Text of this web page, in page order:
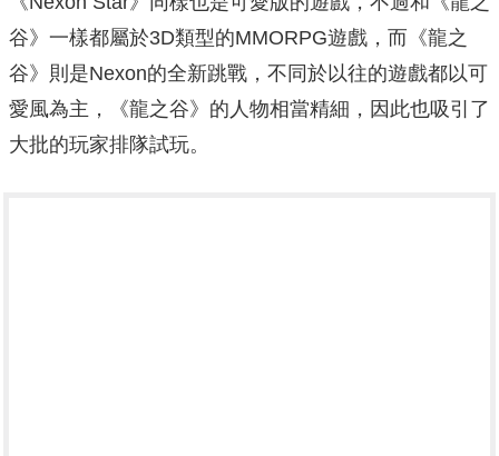
谷》一樣都屬於3D類型的MMORPG遊戲，而《龍之
谷》則是Nexon的全新跳戰，不同於以往的遊戲都以可
愛風為主，《龍之谷》的人物相當精細，因此也吸引了
大批的玩家排隊試玩。